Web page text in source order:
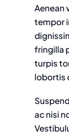
Aenean
tempor
fringilla
turpis
lobortis
ac nisi